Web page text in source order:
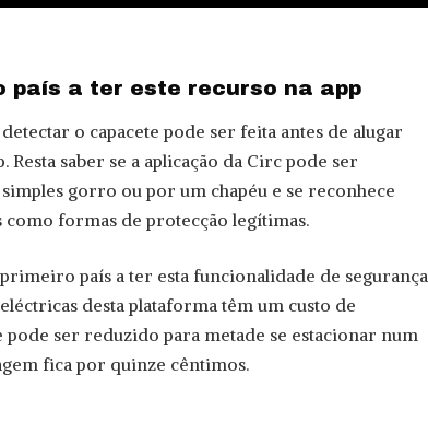
país a ter este recurso na app
o capacete pode ser feita antes de alugar
Resta saber se a aplicação da Circ pode ser
gorro ou por um chapéu e se reconhece
formas de protecção legítimas.
país a ter esta funcionalidade de segurança
desta plataforma têm um custo de
ser reduzido para metade se estacionar num
fica por quinze cêntimos.